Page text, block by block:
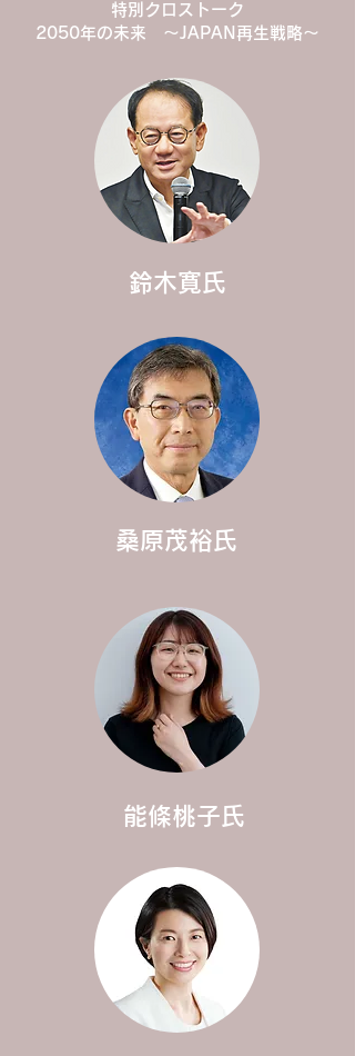
​特別クロストーク
2050年の未来 ～JAPAN再生戦略～
​鈴木寛氏
​桑原茂裕氏
​能條桃子氏